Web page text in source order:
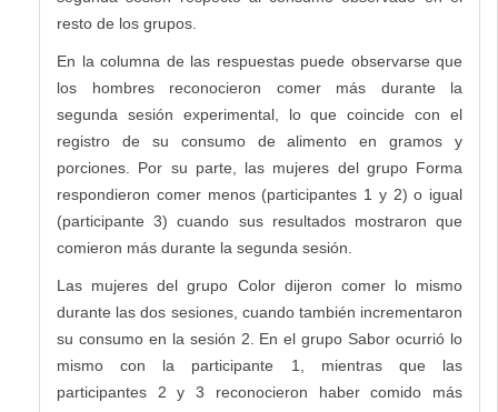
resto de los grupos.
En la columna de las respuestas puede observarse que
los hombres reconocieron comer más durante la
segunda sesión experimental, lo que coincide con el
registro de su consumo de alimento en gramos y
porciones. Por su parte, las mujeres del grupo Forma
respondieron comer menos (participantes 1 y 2) o igual
(participante 3) cuando sus resultados mostraron que
comieron más durante la segunda sesión.
Las mujeres del grupo Color dijeron comer lo mismo
durante las dos sesiones, cuando también incrementaron
su consumo en la sesión 2. En el grupo Sabor ocurrió lo
mismo con la participante 1, mientras que las
participantes 2 y 3 reconocieron haber comido más